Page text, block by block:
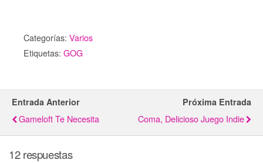
Categorías: Varios
Etiquetas: GOG
Entrada Anterior
Gameloft Te Necesita
Próxima Entrada
Coma, Delicioso Juego Indie
12 respuestas